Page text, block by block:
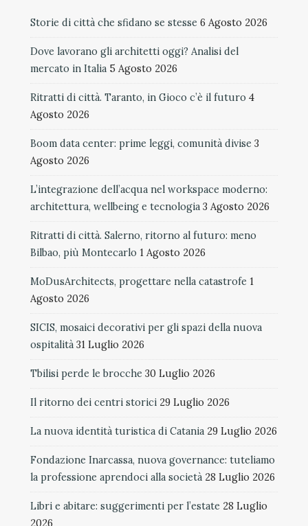
Storie di città che sfidano se stesse 6 Agosto 2026
Dove lavorano gli architetti oggi? Analisi del
mercato in Italia 5 Agosto 2026
Ritratti di città. Taranto, in Gioco c’è il futuro 4
Agosto 2026
Boom data center: prime leggi, comunità divise 3
Agosto 2026
L’integrazione dell’acqua nel workspace moderno:
architettura, wellbeing e tecnologia 3 Agosto 2026
Ritratti di città. Salerno, ritorno al futuro: meno
Bilbao, più Montecarlo 1 Agosto 2026
MoDusArchitects, progettare nella catastrofe 1
Agosto 2026
SICIS, mosaici decorativi per gli spazi della nuova
ospitalità 31 Luglio 2026
Tbilisi perde le brocche 30 Luglio 2026
Il ritorno dei centri storici 29 Luglio 2026
La nuova identità turistica di Catania 29 Luglio 2026
Fondazione Inarcassa, nuova governance: tuteliamo
la professione aprendoci alla società 28 Luglio 2026
Libri e abitare: suggerimenti per l’estate 28 Luglio
2026